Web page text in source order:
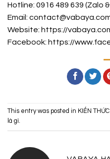
Hotline: 0916 489 639 (Zalo
Email:
Website: https://
Facebook: https://
This entry was posted in KIẾN THỨC
là gì.